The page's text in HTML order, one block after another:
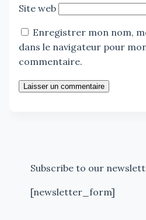
Site web
Enregistrer mon nom,
dans le navigateur pour
commentaire.
Laisser un commentaire
Subscribe to our
[newsletter_form]